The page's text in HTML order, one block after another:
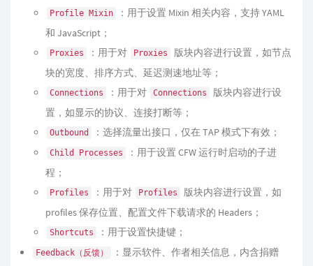
Profile Mixin
：用于设置 Mixin 相关内容，支持 YAML
和 JavaScript；
Proxies ：用于对 Proxies
版块内容进行设置，如节点
块的宽度、排序方式、延迟测速地址等；
Connections ：用于对 Connections
版块内容进行设
置，如显示的协议、连接打断等；
Outbound ：选择流量出接口，仅在 TAP 模式下有效；
Child Processes
：用于设置 CFW 运行时启动的子进
程；
Profiles ：用于对 Profiles
版块内容进行设置，如
profiles 保存位置、配置文件下载请求的 Headers；
Shortcuts ：用于设置快捷键；
Feedback（反馈）
：显示软件、作者相关信息，内含捐赠